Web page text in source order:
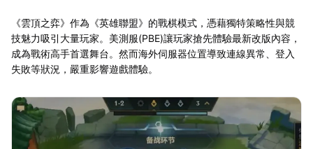
《雲頂之弈》作為《英雄聯盟》的戰棋模式，憑藉獨特策略性與競
技魅力吸引大量玩家。美測服(PBE)讓玩家搶先體驗最新改版內容，
成為戰術高手首選舞台。然而海外伺服器位置導致連線異常、登入
失敗等狀況，嚴重影響遊戲體驗。